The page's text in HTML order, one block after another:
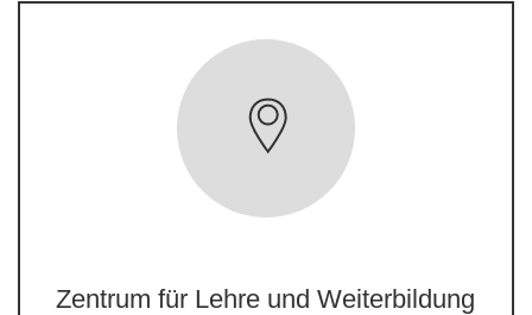
Zentrum für Lehre und Weiterbildung